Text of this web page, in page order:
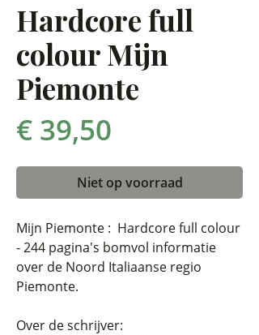
Hardcore full
colour Mijn
Piemonte
€ 39,50
Niet op voorraad
Mijn Piemonte : Hardcore full colour
- 244 pagina's bomvol informatie
over de Noord Italiaanse regio
Piemonte.
Over de schrijver: